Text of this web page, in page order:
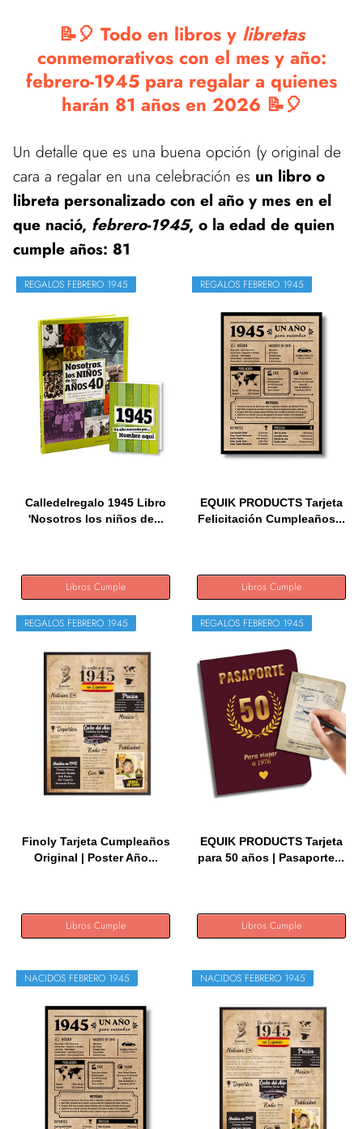
📝🎈 Todo en libros y libretas
conmemorativos con el mes y año:
febrero-1945 para regalar a quienes
harán 81 años en 2026 📝🎈
Un detalle que es una buena opción (y original de
cara a regalar en una celebración es un libro o
libreta personalizado con el año y mes en el
que nació, febrero-1945, o la edad de quien
cumple años: 81
REGALOS FEBRERO 1945
Calledelregalo 1945 Libro
'Nosotros los niños de...
Libros Cumple
REGALOS FEBRERO 1945
EQUIK PRODUCTS Tarjeta
Felicitación Cumpleaños...
Libros Cumple
REGALOS FEBRERO 1945
Finoly Tarjeta Cumpleaños
Original | Poster Año...
Libros Cumple
REGALOS FEBRERO 1945
EQUIK PRODUCTS Tarjeta
para 50 años | Pasaporte...
Libros Cumple
NACIDOS FEBRERO 1945 NACIDOS FEBRERO 1945